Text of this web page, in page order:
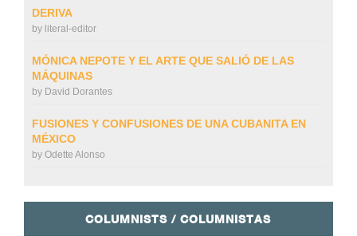
DERIVA
by literal-editor
MÓNICA NEPOTE Y EL ARTE QUE SALIÓ DE LAS
MÁQUINAS
by David Dorantes
FUSIONES Y CONFUSIONES DE UNA CUBANITA EN
MÉXICO
by Odette Alonso
COLUMNISTS / COLUMNISTAS